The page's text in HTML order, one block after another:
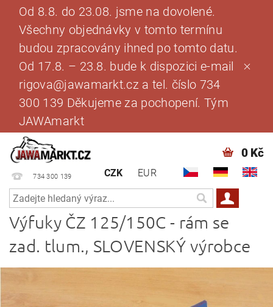
Od 8.8. do 23.08. jsme na dovolené.
Všechny objednávky v tomto termínu
budou zpracovány ihned po tomto datu.
Od 17.8. – 23.8. bude k dispozici e-mail
rigova@jawamarkt.cz a tel. číslo 734
300 139 Děkujeme za pochopení. Tým
JAWAmarkt
734 300 139 CZK EUR
0 Kč
Výfuky ČZ 125/150C - rám se
zad. tlum., SLOVENSKÝ výrobce